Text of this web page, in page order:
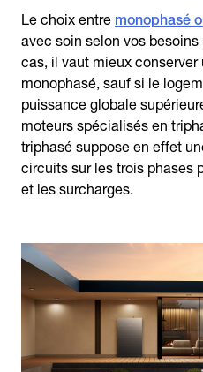
Le choix entre monophasé
avec soin selon vos
cas, il vaut mieux
monophasé, sauf si le
puissance globale
moteurs spécialisés en
triphasé suppose en effet
circuits sur les trois phases
et les surcharges.